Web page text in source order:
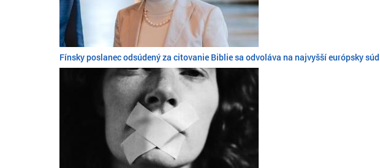
Fínsky poslanec odsúdený za citovanie Biblie sa odvoláva na najvyšší európsky súd